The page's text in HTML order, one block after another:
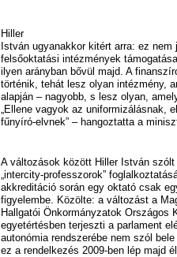
Hiller
István ugyanakkor kitért arra: ez
felsőoktatási intézmények
ilyen arányban bővül majd. A
történik, tehát lesz olyan intézmény,
alapján – nagyobb, s lesz olyan,
„Ellene vagyok az uniformizálásnak,
fűnyíró-elvnek” – hangoztatta a
A változások között Hiller István szólt
„intercity-professzorok”
akkreditáció során egy oktató csak
figyelembe. Közölte: a változást a
Hallgatói Önkormányzatok Országos
egyetértésben terjeszti a parlament
autonómia rendszerébe nem szól
ez a rendelkezés 2009-ben lép majd